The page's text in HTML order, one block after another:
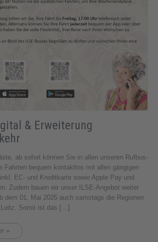
& Erweiterung
ab sofort können Sie in allen unseren Rufbus-
Fahrten bequem kontaktlos mit allen gängigen
EC- und Kreditkarte sowie Apple Pay und
Zudem bauen wir unser ILSE-Angebot weiter
dem 01. Mai 2025 auch samstags die Regionen
Loitz. Somit ist das […]
»